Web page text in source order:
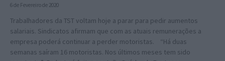
6 de Fevereiro de 2020
Trabalhadores da TST voltam hoje a parar para pedir aumentos
salariais. Sindicatos afirmam que com as atuais remunerações a
empresa poderá continuar a perder motoristas. “Há duas
semanas saíram 16 motoristas. Nos últimos meses tem sido